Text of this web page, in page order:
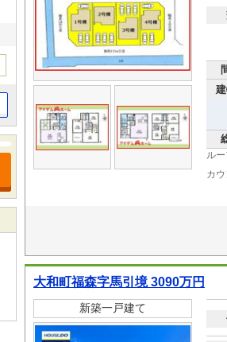
ル
カ
大和町福森字馬引境 3090万円
新築一戸建て